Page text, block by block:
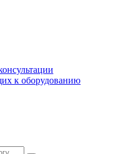
к оборудованию